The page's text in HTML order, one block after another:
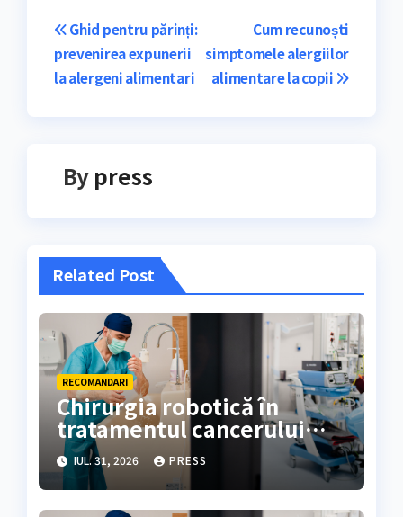
Navigare
în
Cum recunoști
simptomele alergiilor
alimentare la copii
Ghid pentru părinți:
prevenirea expunerii
la alergeni alimentari
By press
Related Post
RECOMANDARI
Chirurgia robotică în
tratamentul cancerului
colorectal
IUL. 31, 2026 PRESS